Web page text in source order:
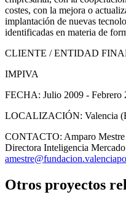
costes, con la mejora o
implantación de nuevas
identificadas en materia de
CLIENTE / ENTIDAD
IMPIVA
FECHA: Julio 2009 - Febrero
LOCALIZACIÓN: Valencia
CONTACTO: Amparo
Directora Inteligencia Mercado
Otros proyectos